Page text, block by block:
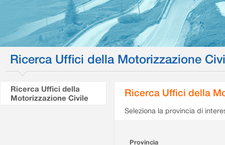
Ricerca Uffici della Motorizzazione
Ricerca Uffici della
Motorizzazione Civile
Ricerca Uffici della
Seleziona la provincia di
Provincia